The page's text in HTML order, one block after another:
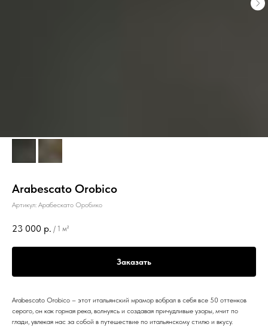
Arabescato Orobico
Артикул: Арабескато Оробико
23 000 р. / 1 м²
Заказать
Arabescato Orobico – этот итальянский мрамор вобрал в себя все 50 оттенков
серого, он как горная река, волнуясь и создавая причудливые узоры, мчит по
глади, увлекая нас за собой в путешествие по итальянскому стилю и вкусу.